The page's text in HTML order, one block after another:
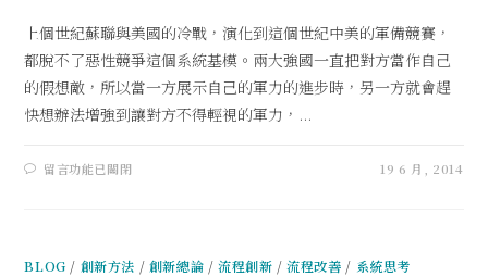
上個世紀蘇聯與美國的冷戰，演化到這個世紀中美的軍備競賽，
都脫不了惡性競爭這個系統基模。兩大強國一直把對方當作自己
的假想敵，所以當一方展示自己的軍力的進步時，另一方就會趕
快想辦法增強到讓對方不得輕視的軍力，...
留言功能已關閉 19 6 月, 2014
BLOG / 創新方法 / 創新總論 /流程創新 /流程改善 / 系統思考